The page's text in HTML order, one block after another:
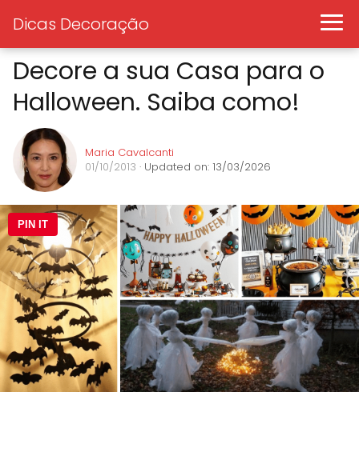
Dicas Decoração
Decore a sua Casa para o
Halloween. Saiba como!
Maria Cavalcanti
01/10/2013 · Updated on: 13/03/2026
PIN IT